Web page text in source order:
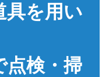
具を用い
点検・掃